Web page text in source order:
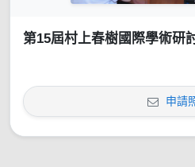
第15屆村上春樹國際學術研
申請